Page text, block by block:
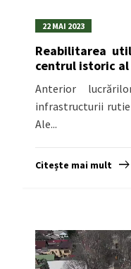
22 MAI 2023
Reabilitarea
centrul istoric
Anterior
infrastructurii
Ale...
Citește mai mult
Player
video